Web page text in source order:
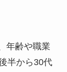
年齢や職業
半から30代